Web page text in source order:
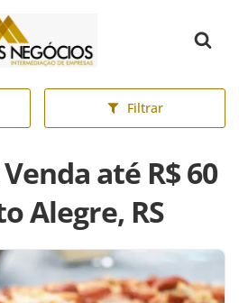
inicial
Filtrar
até R$ 60
Alegre, RS